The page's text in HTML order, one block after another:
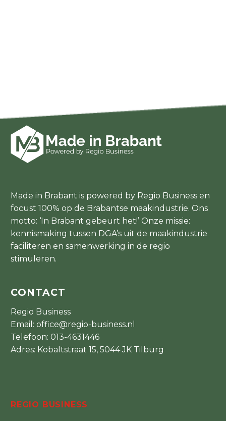
Made in Brabant is powered by Regio Business en
focust 100% op de Brabantse maakindustrie. Ons
motto: ‘In Brabant gebeurt het!’ Onze missie:
kennismaking tussen DGA’s uit de maakindustrie
faciliteren en samenwerking in de regio
stimuleren.
CONTACT
Regio Business
Email: office@regio-business.nl
Telefoon: 013-4631446
Adres: Kobaltstraat 15, 5044 JK Tilburg
REGIO BUSINESS